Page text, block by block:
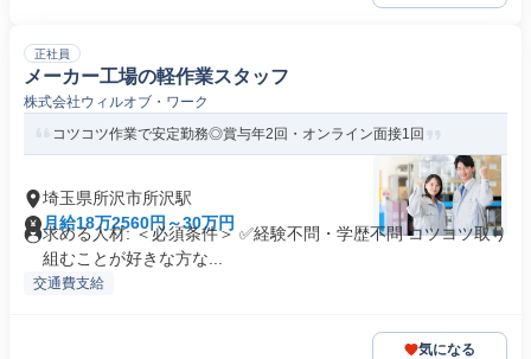
正社員
メーカー工場の軽作業スタッフ
株式会社ウィルオブ・ワーク
コツコツ作業で安定勤務◎賞与年2回・オンライン面接1回
埼玉県所沢市所沢駅
月給18万2560円～30万円
求める人材: ＜必須条件＞ ✅経験不問・学歴不問 コツコツ取り
組むことが好きな方な...
交通費支給
気になる